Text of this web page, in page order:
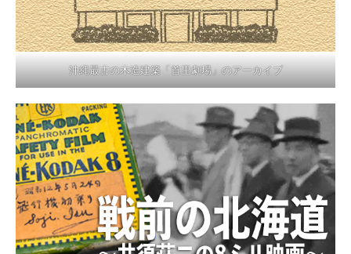
沖縄最古の木造建築「首里劇場」のアーカイブ